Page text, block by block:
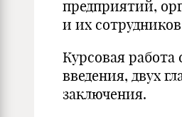
предприятий,
и их
Курсовая работа
введения, двух
заключения.